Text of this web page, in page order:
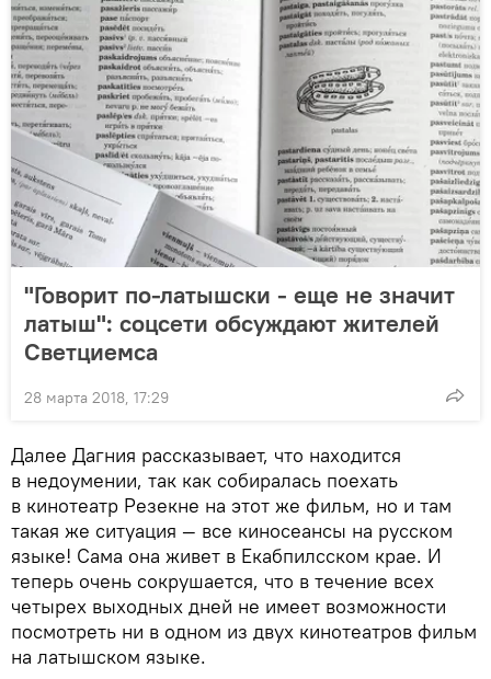
"Говорит по-латышски - еще не значит
латыш": соцсети обсуждают жителей
Светциемса
28 марта 2018, 17:29
Далее Дагния рассказывает, что находится
в недоумении, так как собиралась поехать
в кинотеатр Резекне на этот же фильм, но и там
такая же ситуация — все киносеансы на русском
языке! Сама она живет в Екабпилсском крае. И
теперь очень сокрушается, что в течение всех
четырех выходных дней не имеет возможности
посмотреть ни в одном из двух кинотеатров фильм
на латышском языке.